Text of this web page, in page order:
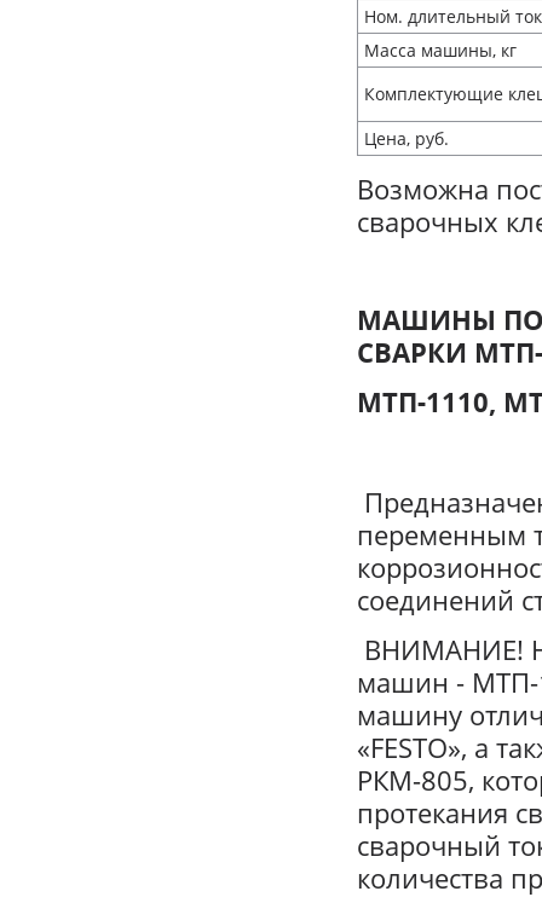
Ном. длительный
Масса машины, кг
Комплектующие
Цена, руб.
Возможна
сварочных
МАШИНЫ
СВАРКИ
МТП-1110,
переменным
соединений
ВНИМАНИЕ!
машин - МТП-
машину
«FESTO», а
РКМ-805,
протекания
сварочный
количества